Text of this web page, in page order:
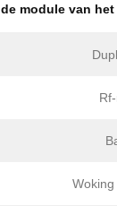
de module van
Woking